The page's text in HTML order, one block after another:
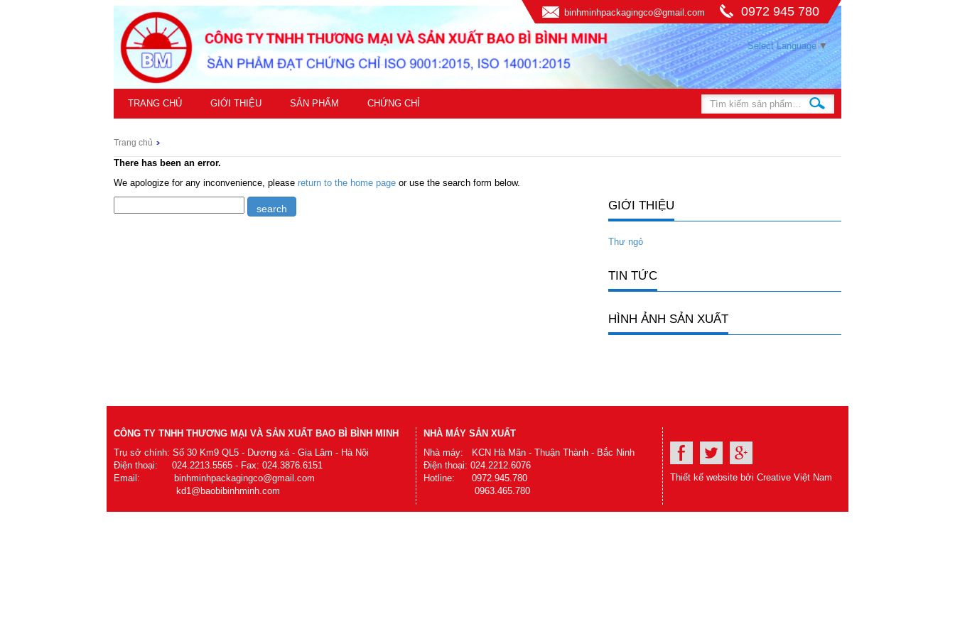
binhminhpackagingco@gmail.com 0972 945 780
Select Language ▼
TRANG CHỦ GIỚI THIỆU SẢN PHẨM CHỨNG CHỈ
Trang chủ
There has been an error.
We apologize for any inconvenience, please return to the home page or use the search form below.
GIỚI THIỆU
Thư ngỏ
TIN TỨC
HÌNH ẢNH SẢN XUẤT
CÔNG TY TNHH THƯƠNG MẠI VÀ SẢN XUẤT BAO BÌ BÌNH MINH
Trụ sở chính: Số 30 Km9 QL5 - Dương xá - Gia Lâm - Hà Nội
Điện thoại: 024.2213.5565 - Fax: 024.3876.6151
Email: binhminhpackagingco@gmail.com
kd1@baobibinhminh.com
NHÀ MÁY SẢN XUẤT
Nhà máy: KCN Hà Mãn - Thuận Thành - Bắc Ninh
Điện thoại: 024.2212.6076
Hotline: 0972.945.780
0963.465.780
Thiết kế website bởi Creative Việt Nam